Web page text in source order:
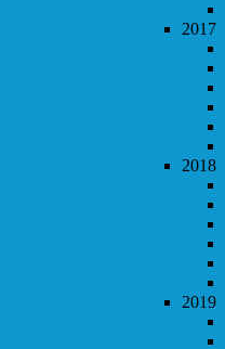
2017
2018
2019